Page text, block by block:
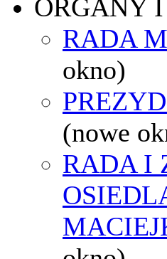
ORGANY
RADA
okno)
(nowe
RADA I